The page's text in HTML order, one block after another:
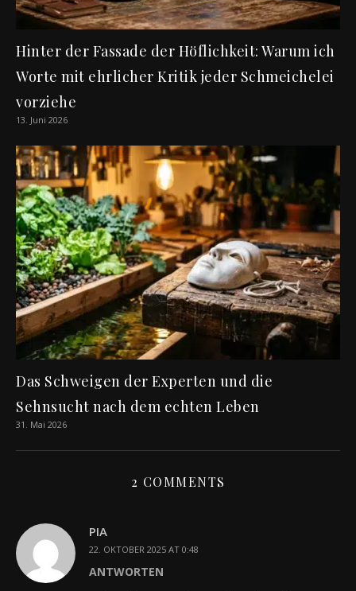
Hinter der Fassade der Höflichkeit: Warum ich
Worte mit ehrlicher Kritik jeder Schmeichelei
vorziehe
13. Juni 2026
Das Schweigen der Experten und die
Sehnsucht nach dem echten Leben
31. Mai 2026
2 COMMENTS
PIA
22. OKTOBER 2025 AT 0:48
ANTWORTEN